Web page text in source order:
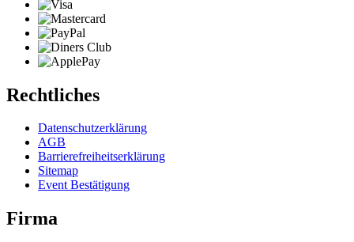
Rechtliches
Datenschutzerklärung
AGB
Barrierefreiheitserklärung
Sitemap
Event Bestätigung
Firma